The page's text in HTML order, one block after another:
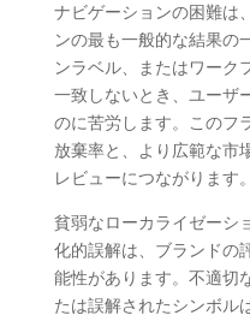
ナビゲーションの困難は
ンの最も一般的な結果の
ンラベル、またはワーク
一致しないとき、ユーザ
のに苦労します。このフ
放棄率と、より広範な市
レビューにつながります。
貧弱なローカライゼーシ
化的誤解は、ブランドの
能性があります。不適切
たは誤解されたシンボル